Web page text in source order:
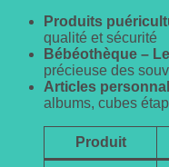
Produits
qualité et sécurité
Bébéothèque –
précieuse des
Articles
albums, cubes
Produit